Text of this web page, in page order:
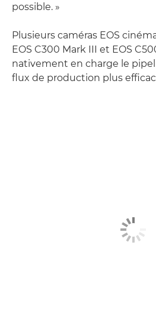
possible. »
Plusieurs caméras EOS
EOS C300 Mark III et EOS
nativement en charge le
flux de production plus